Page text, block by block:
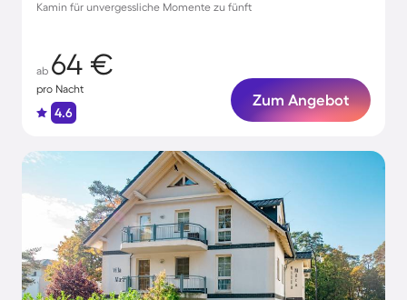
Kamin für unvergessliche Momente zu fünft
ab 64 €
pro Nacht
4.6
Zum Angebot